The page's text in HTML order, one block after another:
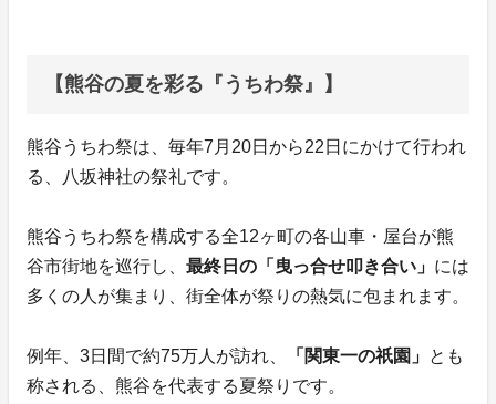
【熊谷の夏を彩る『うちわ祭』】
熊谷うちわ祭は、毎年7月20日から22日にかけて行われ
る、八坂神社の祭礼です。
熊谷うちわ祭を構成する全12ヶ町の各山車・屋台が熊
谷市街地を巡行し、 最終日の「曳っ合せ叩き合い」 には
多くの人が集まり、街全体が祭りの熱気に包まれます。
例年、3日間で約75万人が訪れ、 「関東一の祇園」 とも
称される、熊谷を代表する夏祭りです。